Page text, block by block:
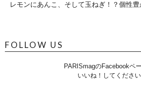
レモンにあんこ、そして玉ねぎ！？個性
FOLLOW US
PARISmagのFacebookペ
いいね！してください